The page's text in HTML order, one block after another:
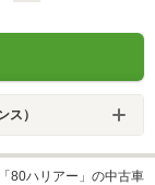
）
「80ハリアー」の中古車